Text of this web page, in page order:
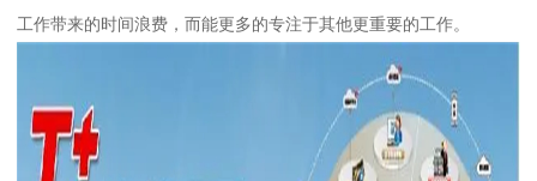
工作带来的时间浪费，而能更多的专注于其他更重要的工作。